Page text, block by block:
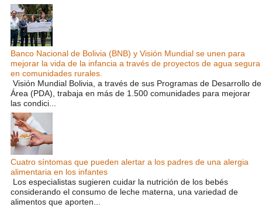
Banco Nacional de Bolivia (BNB) y Visión Mundial se unen para
mejorar la vida de la infancia a través de proyectos de agua segura
en comunidades rurales.
Visión Mundial Bolivia, a través de sus Programas de Desarrollo de
Área (PDA), trabaja en más de 1.500 comunidades para mejorar
las condici...
Cuatro síntomas que pueden alertar a los padres de una alergia
alimentaria en los infantes
Los especialistas sugieren cuidar la nutrición de los bebés
considerando el consumo de leche materna, una variedad de
alimentos que aporten...